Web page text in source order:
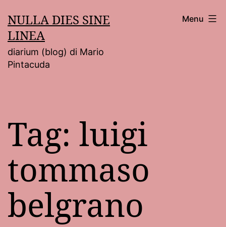
al
contenuto
NULLA DIES SINE
LINEA
diarium (blog) di Mario
Pintacuda
Menu
Tag: luigi
tommaso
belgrano